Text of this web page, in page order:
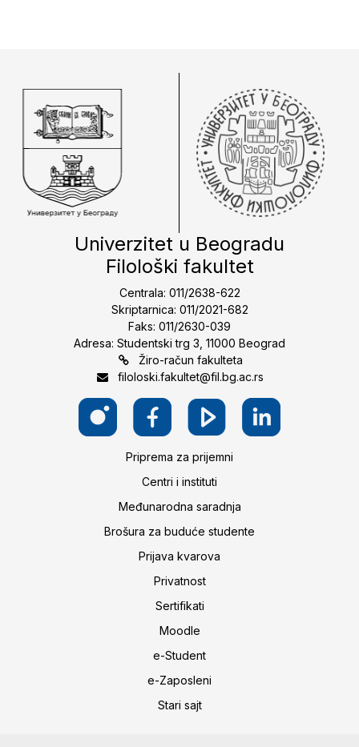
Univerzitet u Beogradu
Filološki fakultet
Centrala: 011/2638-622
Skriptarnica: 011/2021-682
Faks: 011/2630-039
Adresa: Studentski trg 3, 11000 Beograd
Žiro-račun fakulteta
filoloski.fakultet@fil.bg.ac.rs
Priprema za prijemni
Centri i instituti
Međunarodna saradnja
Brošura za buduće studente
Prijava kvarova
Privatnost
Sertifikati
Moodle
e-Student
e-Zaposleni
Stari sajt